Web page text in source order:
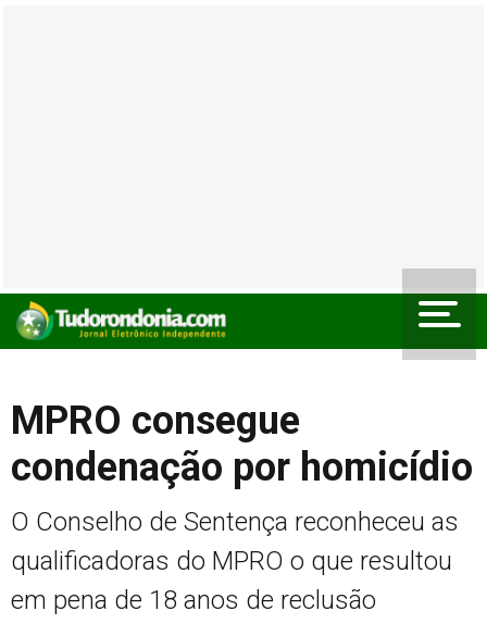
MPRO consegue
condenação por homicídio
O Conselho de Sentença reconheceu as
qualificadoras do MPRO o que resultou
em pena de 18 anos de reclusão